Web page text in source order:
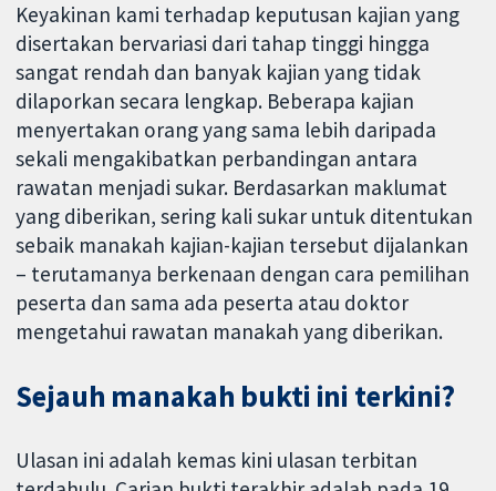
Keyakinan kami terhadap keputusan kajian yang
disertakan bervariasi dari tahap tinggi hingga
sangat rendah dan banyak kajian yang tidak
dilaporkan secara lengkap. Beberapa kajian
menyertakan orang yang sama lebih daripada
sekali mengakibatkan perbandingan antara
rawatan menjadi sukar. Berdasarkan maklumat
yang diberikan, sering kali sukar untuk ditentukan
sebaik manakah kajian-kajian tersebut dijalankan
– terutamanya berkenaan dengan cara pemilihan
peserta dan sama ada peserta atau doktor
mengetahui rawatan manakah yang diberikan.
Sejauh manakah bukti ini terkini?
Ulasan ini adalah kemas kini ulasan terbitan